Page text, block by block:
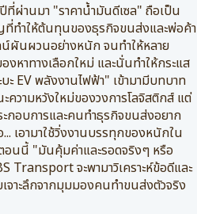
ที่ผ่านมา "ราคาน้ำมันดีเซล" ถือเป็น
ทำให้ต้นทุนของธุรกิจขนส่งและพ่อค้า
ผันผวนอย่างหนัก จนทำให้หลาย
งหาทางเลือกใหม่ และนั่นทำให้กระแส
ะ EV พลังงานไฟฟ้า" เข้ามามีบทบาท
ความหวังใหม่ของวงการโลจิสติกส์ แต่
กอบการและคนทำธุรกิจขนส่งอยาก
เอามาใช้วิ่งงานบรรทุกของหนักใน
อนนี้ "มันคุ้มค่าและรอดจริงๆ หรือ
Transport จะพามาวิเคราะห์ข้อดีและ
จาะลึกจากมุมมองคนทำขนส่งตัวจริง